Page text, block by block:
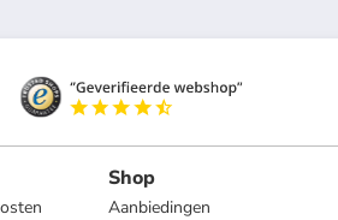
Shop
Aanbiedingen